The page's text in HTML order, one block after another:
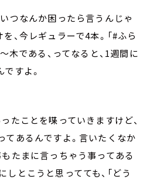
いつなんか困ったら言うんじゃ
、今レギュラーで4本。「#ふら
木である、ってなると、1週間に
すよ。
たことを喋っていきますけど、
てあるんですよ。言いたくなか
もたまに言っちゃう事ってある
とこうと思ってても、「どう